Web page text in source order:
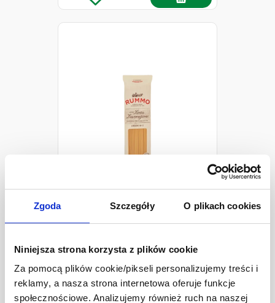
Zgoda Szczegóły O plikach cookies
Niniejsza strona korzysta z plików cookie
Za pomocą plików cookie/pikseli personalizujemy treści i
reklamy, a nasza strona internetowa oferuje funkcje
społecznościowe. Analizujemy również ruch na naszej
płaskie
500g
7,99 zł Ilość +
-